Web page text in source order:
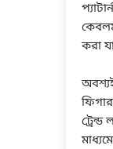
করা
ট্রেন্ড